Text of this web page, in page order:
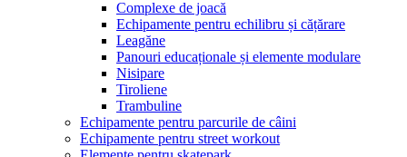
Complexe de joacă
Echipamente pentru echilibru și cățărare
Leagăne
Panouri educaționale și elemente modulare
Nisipare
Tiroliene
Trambuline
Echipamente pentru parcurile de câini
Echipamente pentru street workout